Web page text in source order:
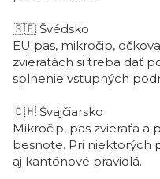
🇸🇪Švédsko
EU pas, mikročip,
zvieratách si treba dať
splnenie vstupných
🇨🇭Švajčiarsko
Mikročip, pas zvieraťa a
besnote. Pri niektorých
aj kantónové pravidlá.